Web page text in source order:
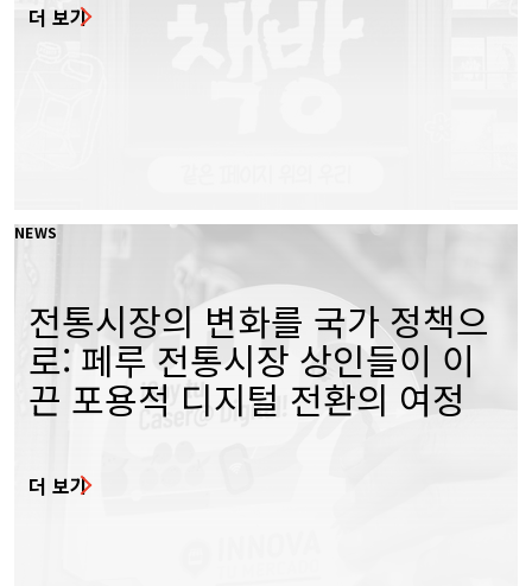
더 보기
NEWS
전통시장의 변화를 국가 정책으
로: 페루 전통시장 상인들이 이
끈 포용적 디지털 전환의 여정
더 보기